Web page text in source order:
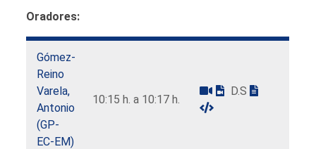
Oradores:
Gómez-
Reino
Varela,
Antonio
(GP-
EC-EM)
10:15 h. a 10:17 h.
D.S